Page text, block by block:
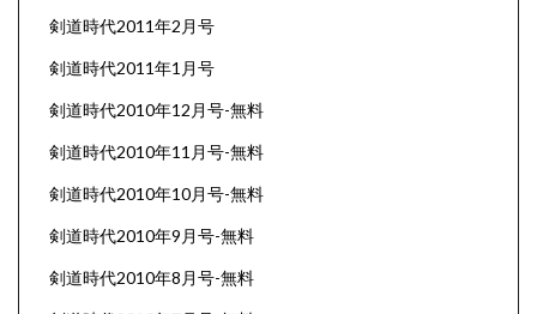
剣道時代2011年2月号
剣道時代2011年1月号
剣道時代2010年12月号-無料
剣道時代2010年11月号-無料
剣道時代2010年10月号-無料
剣道時代2010年9月号-無料
剣道時代2010年8月号-無料